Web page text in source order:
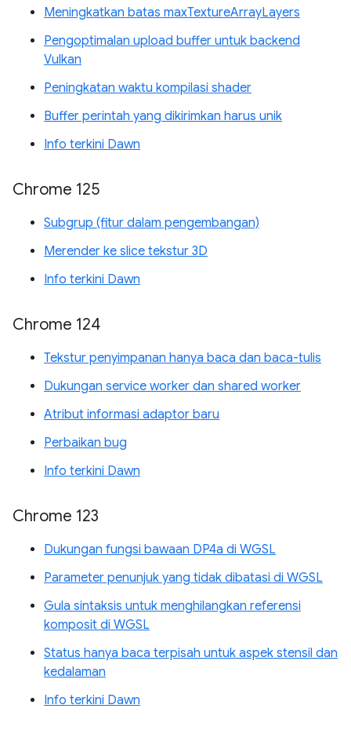
Meningkatkan batas maxTextureArrayLayers
Pengoptimalan upload buffer untuk backend
Vulkan
Peningkatan waktu kompilasi shader
Buffer perintah yang dikirimkan harus unik
Info terkini Dawn
Chrome 125
Subgrup (fitur dalam pengembangan)
Merender ke slice tekstur 3D
Info terkini Dawn
Chrome 124
Tekstur penyimpanan hanya baca dan baca-tulis
Dukungan service worker dan shared worker
Atribut informasi adaptor baru
Perbaikan bug
Info terkini Dawn
Chrome 123
Dukungan fungsi bawaan DP4a di WGSL
Parameter penunjuk yang tidak dibatasi di WGSL
Gula sintaksis untuk menghilangkan referensi
komposit di WGSL
Status hanya baca terpisah untuk aspek stensil dan
kedalaman
Info terkini Dawn